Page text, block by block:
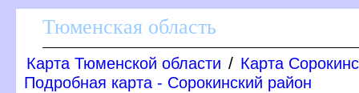
Тюменская область
Карта Тюменской области / Карта
Подробная карта - Сорокинский район